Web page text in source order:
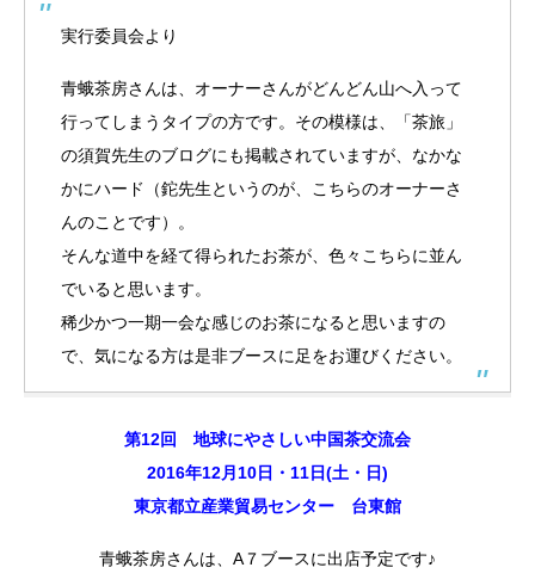
実行委員会より
青蛾茶房さんは、オーナーさんがどんどん山へ入って
行ってしまうタイプの方です。その模様は、「茶旅」
の須賀先生のブログにも掲載されていますが、なかな
かにハード（鉈先生というのが、こちらのオーナーさ
んのことです）。
そんな道中を経て得られたお茶が、色々こちらに並ん
でいると思います。
稀少かつ一期一会な感じのお茶になると思いますの
で、気になる方は是非ブースに足をお運びください。
第12回 地球にやさしい中国茶交流会
2016年12月10日・11日(土・日)
東京都立産業貿易センター 台東館
青蛾茶房さんは、A７ブースに出店予定です♪